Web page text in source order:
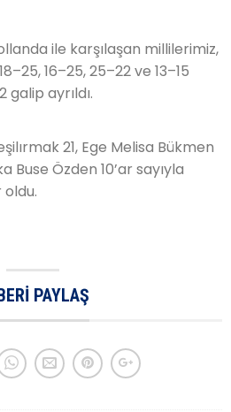
ile karşılaşan millilerimiz,
18–25,16–25,25–22 ve 13–15
ayrıldı.
21, Ege Melisa Bükmen
Buse Özden 10’ar sayıyla
PAYLAŞ